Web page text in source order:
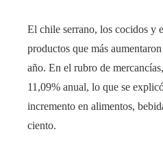
El chile serrano, los cocidos y
productos que más
año. En el rubro de
11,09% anual, lo que se
incremento en alimentos,
ciento.